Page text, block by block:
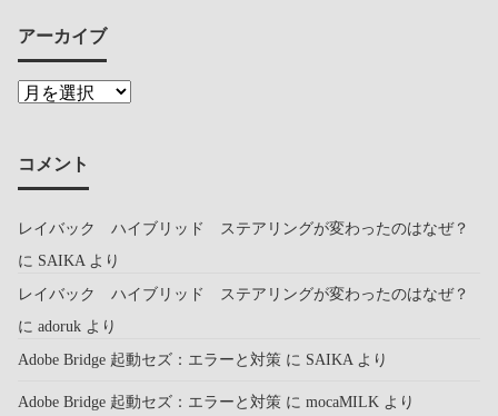
アーカイブ
コメント
レイバック ハイブリッド ステアリングが変わったのはなぜ？
に SAIKAより
レイバック ハイブリッド ステアリングが変わったのはなぜ？
に adoruk より
Adobe Bridge 起動セズ：エラーと対策 に SAIKAより
Adobe Bridge 起動セズ：エラーと対策 に mocaMILK より